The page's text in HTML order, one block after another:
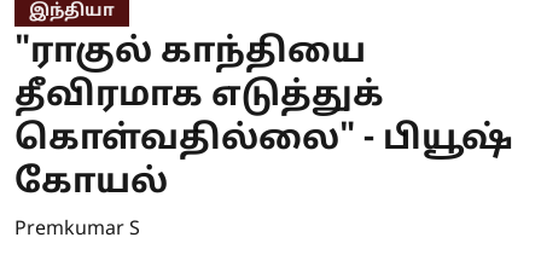
இந்தியா
"ராகுல் காந்தியை
தீவிரமாக எடுத்துக்
கொள்வதில்லை" - பியூஷ்
கோயல்
Premkumar S